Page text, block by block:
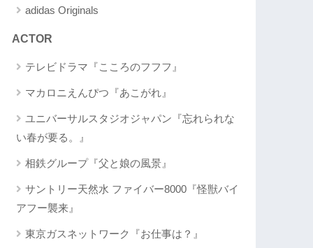
adidas Originals
ACTOR
テレビドラマ『こころのフフフ』
マカロニえんぴつ『あこがれ』
ユニバーサルスタジオジャパン『忘れられな
い春が要る。』
相鉄グループ『父と娘の風景』
サントリー天然水 ファイバー8000『怪獣バイ
アフー襲来』
東京ガスネットワーク『お仕事は？』